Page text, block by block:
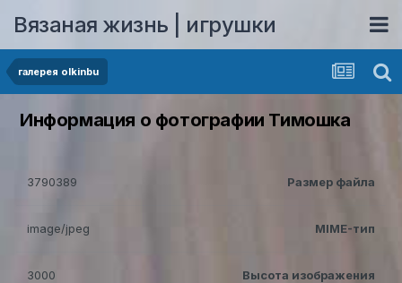
Вязаная жизнь | игрушки
галерея olkinbu
Информация о фотографии Тимошка
Размер файла
3790389
MIME-тип
image/jpeg
Высота изображения
3000